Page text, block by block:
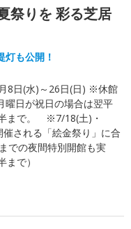
祭りを 彩る芝居
灯も公開！
8日(水)～26日(日) ※休館
曜日が祝日の場合は翌平
まで。 ※7/18(土)・
される「絵金祭り」に合
での夜間特別開館も実
で）